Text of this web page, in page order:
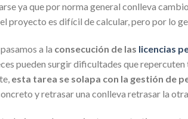
ya que por norma general conlleva
proyecto es difícil de calcular, pero por lo
a la consecución de las licencias
pueden surgir dificultades que
esta tarea se solapa con la gestión de
y retrasar una conlleva retrasar la